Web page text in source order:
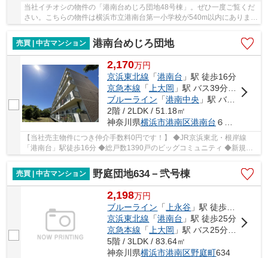
当社イチオシの物件の「港南台めじろ団地48号棟」。ぜひ一度ご覧くだ
さい。こちらの物件は横浜市立港南台第一小学校が540m以内にありま
売買 | 中古マンション
港南台めじろ団地
2,170万円
京浜東北線 「港南台 」駅 徒歩16分
京急本線 「 上大岡 」駅 バス39分 「榎戸（横浜市）」 停歩7分
ブルーライン 「港南中央 」駅 バス30分 「榎戸（横浜市）」 停歩7分
2階 / 2LDK / 51.18㎡
神奈川県横浜市港南区港南台 ６丁目１－46
【当社売主物件につき仲介手数料0円です！】 ◆JR京浜東北・根岸線
「港南台」駅徒歩16分 ◆総戸数1390戸のビッグコミュニティ ◆新規リ
ノベーション（令和8年6月） ◆人気の2階住戸 ◆南側...
売買 | 中古マンション
野庭団地634－弐号棟
2,198万円
ブルーライン 「 上永谷 」駅 徒歩24分
京浜東北線 「港南台 」駅 徒歩25分
京急本線 「 上大岡 」駅 バス25分 「野庭中央公園」 停歩3分
5階 / 3LDK / 83.64㎡
神奈川県横浜市港南区野庭町634